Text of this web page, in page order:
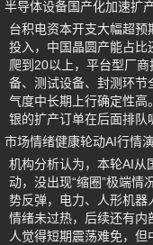
半导体设备国产化加速扩
台积电资本开支大幅超
投入，中国晶圆产能占比
爬到20以上，平台型厂
备、测试设备、封测环节
气度中长期上行确定性高
银的扩产订单在后面排队
市场情绪健康轮动AI行情
机构分析认为，本轮AI从
动，没出现“缩圈”极端情
势反弹，电力、人形机器
情绪未过热，后续还有
人觉得短期震荡难免，但